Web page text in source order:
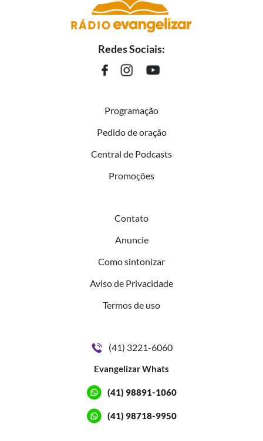
Redes Sociais:
Programação
Pedido de oração
Central de Podcasts
Promoções
Contato
Anuncie
Como sintonizar
Aviso de Privacidade
Termos de uso
(41) 3221-6060
Evangelizar Whats
(41) 98891-1060
(41) 98718-9950